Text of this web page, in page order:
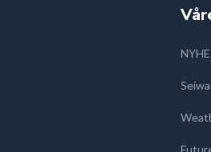
Seiwa